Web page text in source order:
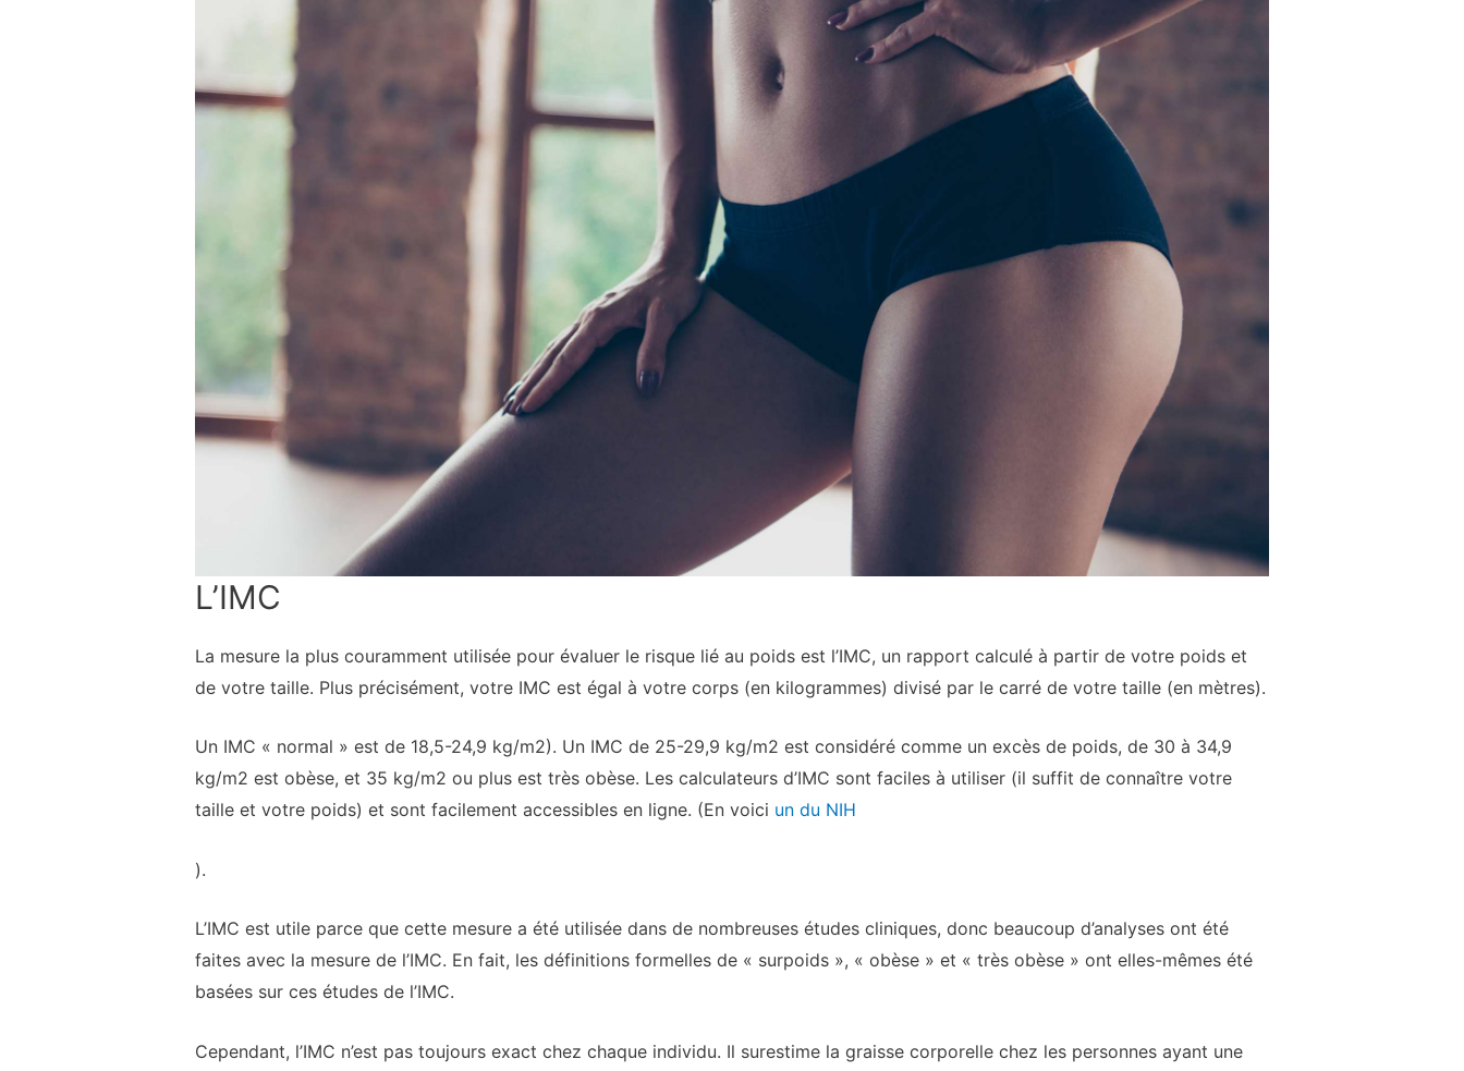
L’IMC
La mesure la plus couramment utilisée pour évaluer le risque lié au poids est l’IMC, un rapport calculé à partir de votre poids et
de votre taille. Plus précisément, votre IMC est égal à votre corps (en kilogrammes) divisé par le carré de votre taille (en mètres).
Un IMC « normal » est de 18,5-24,9 kg/m2). Un IMC de 25-29,9 kg/m2 est considéré comme un excès de poids, de 30 à 34,9
kg/m2 est obèse, et 35 kg/m2 ou plus est très obèse. Les calculateurs d’IMC sont faciles à utiliser (il suffit de connaître votre
taille et votre poids) et sont facilement accessibles en ligne. (En voici un du NIH
).
L’IMC est utile parce que cette mesure a été utilisée dans de nombreuses études cliniques, donc beaucoup d’analyses ont été
faites avec la mesure de l’IMC. En fait, les définitions formelles de « surpoids », « obèse » et « très obèse » ont elles-mêmes été
basées sur ces études de l’IMC.
Cependant, l’IMC n’est pas toujours exact chez chaque individu. Il surestime la graisse corporelle chez les personnes ayant une